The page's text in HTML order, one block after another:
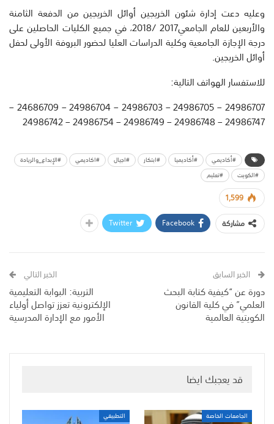
وعليه دعت إدارة شئون الخريجين أوائل الخريجين من الدفعة الثامنة
والأربعين للعام الجامعي2017 /2018، في جميع الكليات الحاصلين على
درجة الإجازة الجامعية وكلية الدراسات العليا لحضور البروفة الأولى لحفل
أوائل الخريجين.
للاستفسار الهواتف التالية:
24986707 – 24986705 – 24986703 – 24986704 – 24686709 –
24986747 – 24986748 – 24986749 – 24986754 – 24986742
#أكاديمي #أكاديميا #ابتكار #اجيال #اكاديمي
#الإبداع_والريادة
#الكويت
#تعليم
1,599
مشاركة
Facebook
Twitter
الخبر السابق
دورة عن “كيفية كتابة البحث
العلمي” في كلية القانون
الكويتية العالمية
الخبر التالي
التربية: البوابة التعليمية
الإلكترونية تعزز تواصل أولياء
الأمور مع الإدارة المدرسية
قد يعجبك ايضا
الجامعات الخاصة التطبيقي